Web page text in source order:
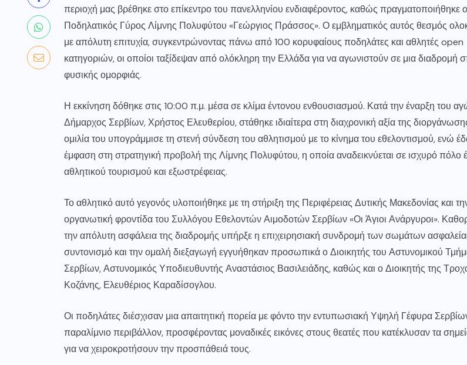
περιοχή μας βρέθηκε στο επίκεντρο του πανελληνίου ενδιαφέροντος, καθώς πραγματοποιήθηκε
Ποδηλατικός Γύρος Λίμνης Πολυφύτου «Γεώργιος Πράσσος». Ο εμβληματικός αυτός θεσμός
με απόλυτη επιτυχία, συγκεντρώνοντας πάνω από 100 κορυφαίους ποδηλάτες και αθλητές open
κατηγοριών, οι οποίοι ταξίδεψαν από ολόκληρη την Ελλάδα για να αγωνιστούν σε μια διαδρομή
φυσικής ομορφιάς.
Η εκκίνηση δόθηκε στις 10:00 π.μ. μέσα σε κλίμα έντονου ενθουσιασμού. Κατά την έναρξη του
Δήμαρχος Σερβίων, Χρήστος Ελευθερίου, στάθηκε ιδιαίτερα στη διαχρονική αξία της
ομιλία του υπογράμμισε τη στενή σύνδεση του αθλητισμού με το κίνημα του εθελοντισμού, ενώ
έμφαση στη στρατηγική προβολή της Λίμνης Πολυφύτου, η οποία αναδεικνύεται σε ισχυρό πόλο
αθλητικού τουρισμού και εξωστρέφειας.
Το αθλητικό αυτό γεγονός υλοποιήθηκε με τη στήριξη της Περιφέρειας Δυτικής Μακεδονίας και
οργανωτική φροντίδα του Συλλόγου Εθελοντών Αιμοδοτών Σερβίων «Οι Άγιοι Ανάργυροι».
την απόλυτη ασφάλεια της διαδρομής υπήρξε η επιχειρησιακή συνδρομή των σωμάτων
συντονισμό και την ομαλή διεξαγωγή εγγυήθηκαν προσωπικά ο Διοικητής του Αστυνομικού
Σερβίων, Αστυνομικός Υποδιευθυντής Αναστάσιος Βασιλειάδης, καθώς και ο Διοικητής της
Κοζάνης, Ελευθέριος Καραδίσογλου.
Οι ποδηλάτες διέσχισαν μια απαιτητική πορεία με φόντο την εντυπωσιακή Υψηλή Γέφυρα
παραλίμνιο περιβάλλον, προσφέροντας μοναδικές εικόνες στους θεατές που κατέκλυσαν τα
για να χειροκροτήσουν την προσπάθειά τους.